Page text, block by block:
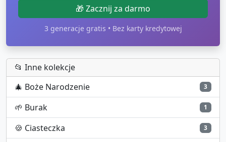
🎁 Zacznij za darmo
3 generacje gratis • Bez karty kredytowej
📂 Inne kolekcje
🎄 Boże Narodzenie 3
🌱 Burak 1
🍪 Ciasteczka 3